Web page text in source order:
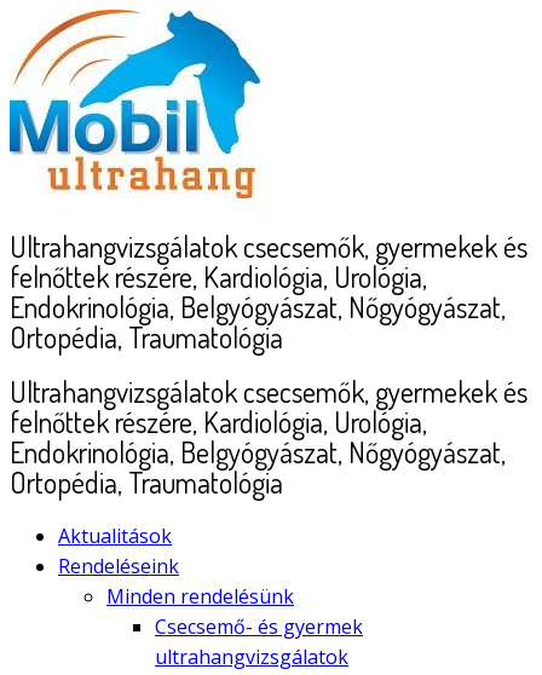
to
content
Ultrahangvizsgálatok csecsemők, gyermekek és
felnőttek részére, Kardiológia, Urológia,
Endokrinológia, Belgyógyászat, Nőgyógyászat,
Ortopédia, Traumatológia
Ultrahangvizsgálatok csecsemők, gyermekek és
felnőttek részére, Kardiológia, Urológia,
Endokrinológia, Belgyógyászat, Nőgyógyászat,
Ortopédia, Traumatológia
Aktualitások
Rendeléseink
Minden rendelésünk
Csecsemő- és gyermek
ultrahangvizsgálatok